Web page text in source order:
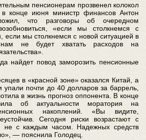
пенсионерам прозвенел колокол
конце июня министр финансов Антон
что разговоры об очередном
«если мы столкнемся с
если мы столкнемся с новой ситуацией в
не будет хватать расходов на
найдет повод заморозить пенсионные
в «красной зоне» оказался Китай, а
упали почти до 40 долларов за баррель,
в жизнь прогноз оппонента. В конце
об актуальности моратория на
накоплений. «Вы видите,
Сегодня риски возрастают с
не с каждым часом. Надежных средств
— пояснила Голодец.